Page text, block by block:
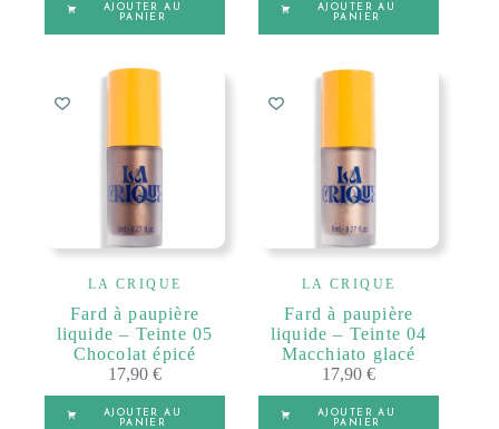
AJOUTER AU
PANIER
AJOUTER AU
PANIER
LA CRIQUE
Fard à paupière
liquide – Teinte 05
Chocolat épicé
17,90€
AJOUTER AU
PANIER
LA CRIQUE
Fard à paupière
liquide – Teinte 04
Macchiato glacé
17,90€
AJOUTER AU
PANIER